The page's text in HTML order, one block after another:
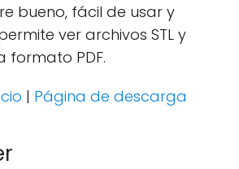
bueno, fácil de usar y
ver archivos STL y
formato PDF.
| Página de descarga